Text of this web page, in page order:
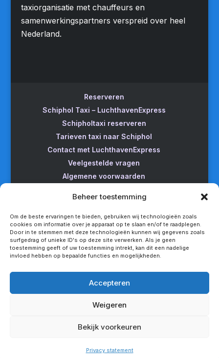
Beheer toestemming
Om de beste ervaringen te bieden, gebruiken wij technologieën zoals
cookies om informatie over je apparaat op te slaan en/of te raadplegen.
Door in te stemmen met deze technologieën kunnen wij gegevens zoals
surfgedrag of unieke ID's op deze site verwerken. Als je geen
toestemming geeft of uw toestemming intrekt, kan dit een nadelige
invloed hebben op bepaalde functies en mogelijkheden.
Accepteren
Weigeren
Bekijk voorkeuren
Privacy statement
taxiorganisatie met chauffeurs en
samenwerkingspartners verspreid over heel
Nederland.
Reserveren
Schiphol Taxi – LuchthavenExpress
Schipholtaxi reserveren
Tarieven taxi naar Schiphol
Contact met LuchthavenExpress
Veelgestelde vragen
Algemene voorwaarden
Taxi van Almere naar Schiphol
Taxi Amsterdam naar Schiphol
Betrouwbare taxi van Apeldoorn naar Schiphol
Taxi service Enschede Schiphol
Snel een taxi van Lelystad naar Schiphol
Van Nijmegen naar Schiphol met de taxi
Rotterdam Schiphol met LuchthavenExpress
Copyright - LuchthavenExpress®